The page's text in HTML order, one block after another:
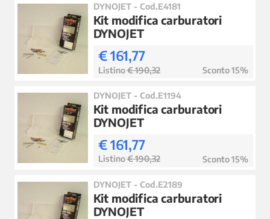
DYNOJET - Cod.E4181
Kit modifica carburatori
DYNOJET
€ 161,77
Listino€ 190,32 Sconto 15%
DYNOJET - Cod.E1194
Kit modifica carburatori
DYNOJET
€ 161,77
Listino€ 190,32 Sconto 15%
DYNOJET - Cod.E2189
Kit modifica carburatori
DYNOJET